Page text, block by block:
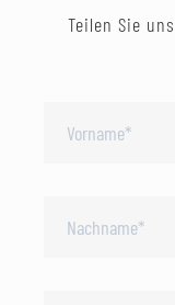
Teilen Sie